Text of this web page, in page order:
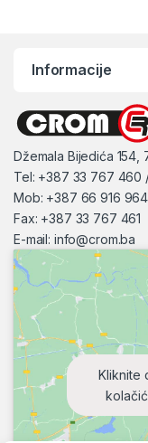
Informacije
Džemala Bijedića 154,
Tel: +387 33 767 460
Mob: +387 66 916
Fax: +387 33 767 461
E-mail: info@crom.ba
Kliknite